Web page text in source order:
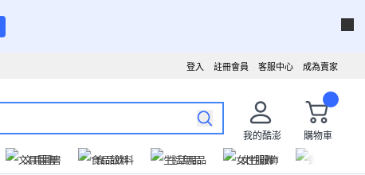
成為賣家
客服中心
註冊會員
登入
我的酷澎
購物車
文具圖書 食品飲料 生活用品 女性服飾